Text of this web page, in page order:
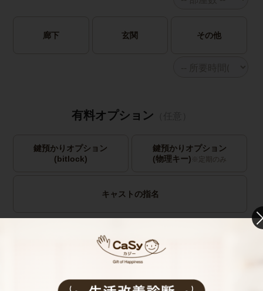
廊下 玄関 その他
有料オプション
鍵預かりオプション
(bitlock)
鍵預かりオプション
(物理キー) ※定期のみ
キャストの指名